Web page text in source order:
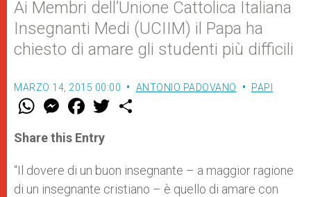
Ai Membri dell’Unione Cattolica Italiana
Insegnanti Medi (UCIIM) il Papa ha
chiesto di amare gli studenti più difficili
MARZO 14, 2015 00:00 ANTONIO PADOVANO PAPI
W
t
s
p
p
M
e
s
e
g
e
r
F
a
e
b
o
k
w
r
Share this Entry
“Il dovere di un buon insegnante – a maggior ragione
di un insegnante cristiano – è quello di amare con